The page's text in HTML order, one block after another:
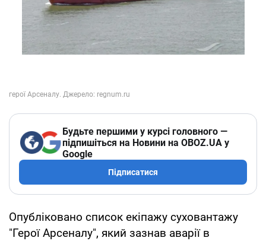
Будьте першими у курсі головного —
підпишіться на Новини на OBOZ.UA у
Google
Підписатися
Опубліковано список екіпажу суховантажу
"Герої Арсеналу", який зазнав аварії в